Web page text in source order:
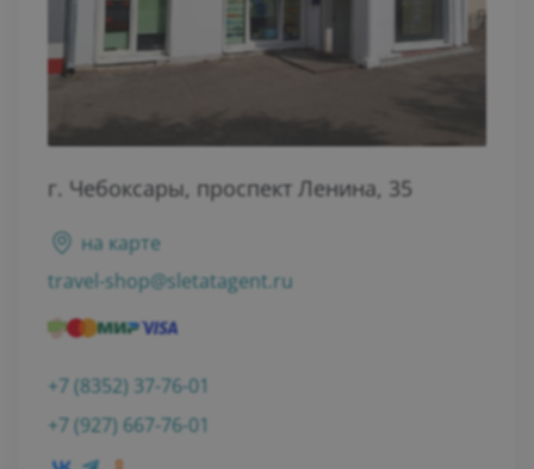
г. Чебоксары, проспект Ленина, 35
на карте
travel-shop@sletatagent.ru
+7 (8352) 37-76-01
+7 (927) 667-76-01